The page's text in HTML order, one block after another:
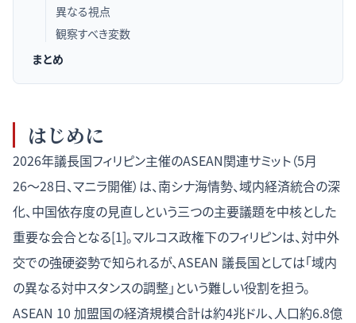
異なる視点
観察すべき変数
まとめ
はじめに
2026年議長国フィリピン主催のASEAN関連サミット（5月
26〜28日、マニラ開催）は、南シナ海情勢、域内経済統合の深
化、中国依存度の見直しという三つの主要議題を中核とした
重要な会合となる[1]。マルコス政権下のフィリピンは、対中外
交での強硬姿勢で知られるが、ASEAN 議長国としては「域内
の異なる対中スタンスの調整」という難しい役割を担う。
ASEAN 10 加盟国の経済規模合計は約4兆ドル、人口約6.8億